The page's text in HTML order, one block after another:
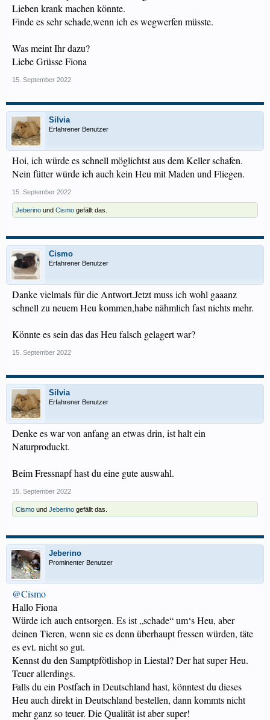
Lieben krank machen könnte.
Finde es sehr schade,wenn ich es wegwerfen müsste.
Was meint Ihr dazu?
Liebe Grüsse Fiona
15. September 2022
Silvia
Erfahrener Benutzer
Hoi, ich würde es schnell möglichtst aus dem Keller schafen.
Nein fütter würde ich auch kein Heu mit Maden und Fliegen.
15. September 2022
Jeberino und Cismo gefällt das.
Cismo
Erfahrener Benutzer
Danke vielmals für die Antwort.Jetzt muss ich wohl gaaanz
schnell zu neuem Heu kommen,habe nähmlich fast nichts mehr.
Könnte es sein das das Heu falsch gelagert war?
15. September 2022
Silvia
Erfahrener Benutzer
Denke es war von anfang an etwas drin, ist halt ein
Naturproduckt.
Beim Fressnapf hast du eine gute auswahl.
15. September 2022
Cismo und Jeberino gefällt das.
Jeberino
Prominenter Benutzer
@Cismo
Hallo Fiona
Würde ich auch entsorgen. Es ist „schade“ um‘s Heu, aber
deinen Tieren, wenn sie es denn überhaupt fressen würden, täte
es evt. nicht so gut.
Kennst du den Samptpfötlishop in Liestal? Der hat super Heu.
Teuer allerdings.
Falls du ein Postfach in Deutschland hast, könntest du dieses
Heu auch direkt in Deutschland bestellen, dann kommts nicht
mehr ganz so teuer. Die Qualität ist aber super!